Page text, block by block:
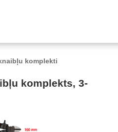
komplekti
komplekts, 3-